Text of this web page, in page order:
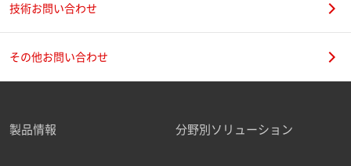
技術お問い合わせ
その他お問い合わせ
製品情報 分野別ソリューション